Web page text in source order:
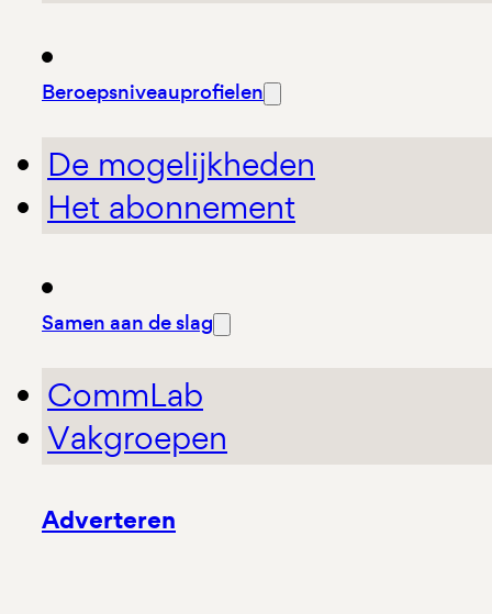
Beroepsniveauprofielen
De mogelijkheden
Het abonnement
Samen aan de slag
CommLab
Vakgroepen
Adverteren